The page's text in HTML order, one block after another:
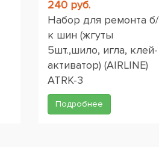
240 руб.
Набор для ремонта б/
к шин (жгуты
5шт.,шило, игла, клей-
активатор) (AIRLINE)
ATRK-3
Подробнее